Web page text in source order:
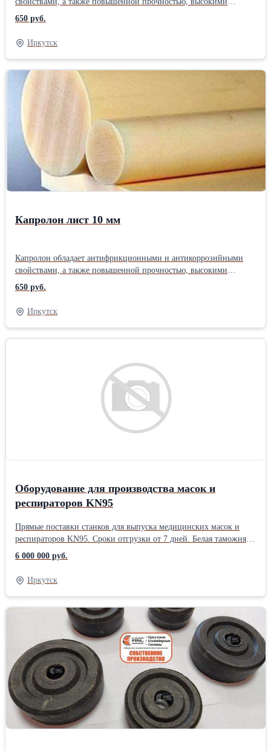
свойствами поглощения шумов. В наличии листы размером 1*1
м, толщины 10/15/20/30/50 мм. Более подробную информацию
можете посмотреть на оф. сайте компании актив-торг.ру Наша
компания осуществляет поставки товаров производственно-
технического назначения. На складе в Иркутске имеются:
Пластиковые емкости и металлические бочки, огнеупорные
материалы, полимерные материалы, промышленная химия,
резинотехнические изделия, теплоизоляционные материалы.
Отгрузка день в день! Оплата безналичным и наличным
способом, банковский перевод. Работаем с любыми
транспортными компаниями, по всей РФ.Форма поставляемого
сырья: Лист
650 руб.
Иркутск
Капролон лист 10 мм
Капролон обладает антифрикционными и антикоррозийными
свойствами, а также повышенной прочностью, высокими
свойствами поглощения шумов. В наличии листы размером 1*1
м, толщины 10/15/20/30/50 мм. Более подробную информацию
можете посмотреть на оф. сайте компании актив-торг.ру Наша
компания осуществляет поставки товаров производственно-
технического назначения. На складе в Иркутске имеются:
резинотехнические изделия, теплоизоляционные материалы.
Отгрузка день в день! Оплата безналичным и наличным
способом, банковский перевод. Работаем с любыми
транспортными компаниями, по всей РФ.Форма поставляемого
650 руб.
Иркутск
Оборудование для производства масок и
респираторов KN95
Прямые поставки станков для выпуска медицинских масок и
респираторов KN95. Сроки отгрузки от 7 дней. Белая таможня.
Пусконаладочные работы. Гарантия высокого качества - нашей
компании 20 лет и у нас безупречная репутация.
6 000 000 руб.
Иркутск